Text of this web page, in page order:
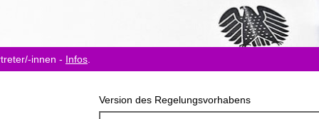
innen - Infos
Version des Regelungsvorhabens